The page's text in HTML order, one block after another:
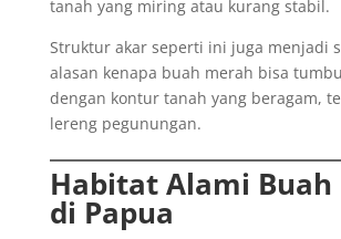
tanah yang miring atau kurang stabil.
Struktur akar seperti ini juga menjadi
alasan kenapa buah merah bisa
dengan kontur tanah yang beragam,
lereng pegunungan.
Habitat Alami Buah
di Papua